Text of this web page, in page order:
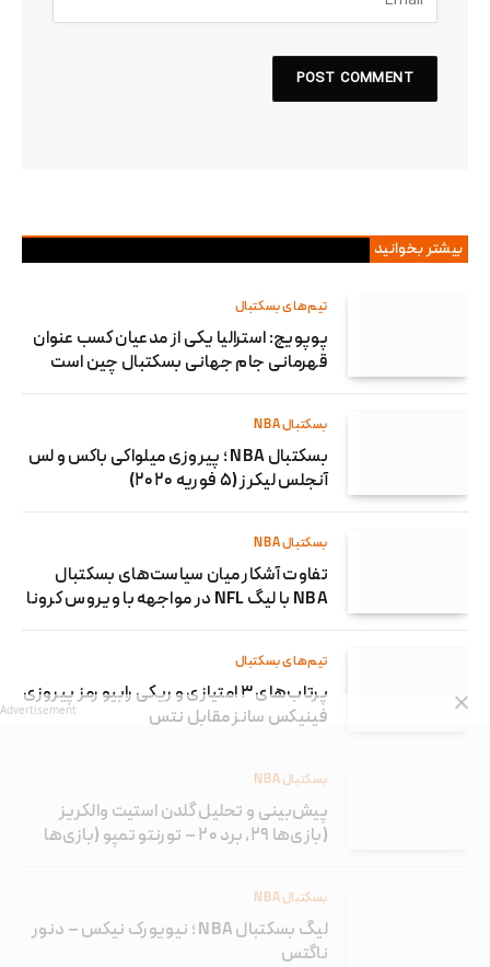
بیشتر بخوانید
تیم‌های بسکتبال
پوپویچ: استرالیا یکی از مدعیان کسب عنوان
قهرمانی جام جهانی بسکتبال چین است
بسکتبال NBA
بسکتبال NBA ؛ پیروزی میلواکی باکس و لس
آنجلس لیکرز (۵ فوریه ۲۰۲۰)
بسکتبال NBA
تفاوت آشکار میان سیاست‌های بسکتبال
NBA با لیگ NFL در مواجهه با ویروس کرونا
تیم‌های بسکتبال
پرتاب‌های ۳ امتیازی و ریکی رابیو رمز پیروزی
فینیکس سانز مقابل نتس
بسکتبال NBA
پیش‌بینی و تحلیل گلدن استیت والکریز
(بازی‌ها ۲۹، برد ۲۰ – تورنتو تمپو (بازی‌ها
بسکتبال NBA
لیگ بسکتبال NBA ؛ نیویورک نیکس – دنور
ناگتس
Advertisement